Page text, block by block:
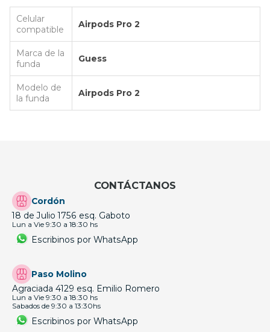
Celular
compatible
Airpods Pro 2
Marca de la
funda
Guess
Modelo de
la funda
Airpods Pro 2
CONTÁCTANOS
Cordón
18 de Julio 1756 esq. Gaboto
Lun a Vie 9:30 a 18:30 hs
Escribinos por WhatsApp
Paso Molino
Agraciada 4129 esq. Emilio Romero
Lun a Vie 9:30 a 18:30 hs
Sabados de 9:30 a 13:30hs
Escribinos por WhatsApp